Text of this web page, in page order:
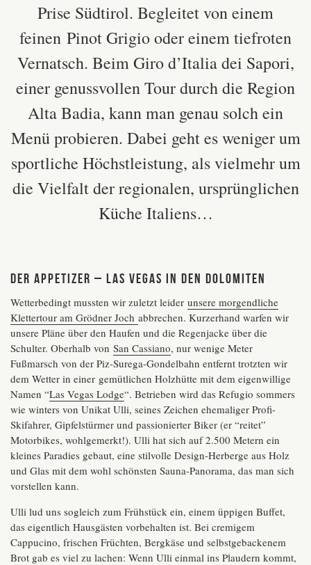
Prise Südtirol. Begleitet von einem
feinen Pinot Grigiooder einem tiefroten
Vernatsch. Beim Giro d’Italia dei Sapori,
einer genussvollen Tour durch die Region
Alta Badia, kann man genau solch ein
Menü probieren. Dabei geht es weniger um
sportliche Höchstleistung, als vielmehr um
die Vielfalt der regionalen, ursprünglichen
Küche Italiens…
DER APPETIZER – LAS VEGAS IN DEN DOLOMITEN
Wetterbedingt mussten wir zuletzt leider unsere morgendliche
Klettertour am Grödner Joch abbrechen. Kurzerhand warfen wir
unsere Pläne über den Haufen und die Regenjacke über die
Schulter. Oberhalb von San Cassiano, nur wenige Meter
Fußmarsch von der Piz-Surega-Gondelbahn entfernt trotzten wir
dem Wetter in einer gemütlichen Holzhütte mit dem eigenwillige
Namen “Las Vegas Lodge“. Betrieben wird das Refugio sommers
wie winters von Unikat Ulli, seines Zeichen ehemaliger Profi-
Skifahrer, Gipfelstürmer und passionierter Biker (er “reitet”
Motorbikes, wohlgemerkt!). Ulli hat sich auf 2.500 Metern ein
kleines Paradies gebaut, eine stilvolle Design-Herberge aus Holz
und Glas mit dem wohl schönsten Sauna-Panorama, das man sich
vorstellen kann.
Ulli lud uns sogleich zum Frühstück ein, einem üppigen Buffet,
das eigentlich Hausgästen vorbehalten ist. Bei cremigem
Cappucino, frischen Früchten, Bergkäse und selbstgebackenem
Brot gab es viel zu lachen: Wenn Ulli einmal ins Plaudern kommt,